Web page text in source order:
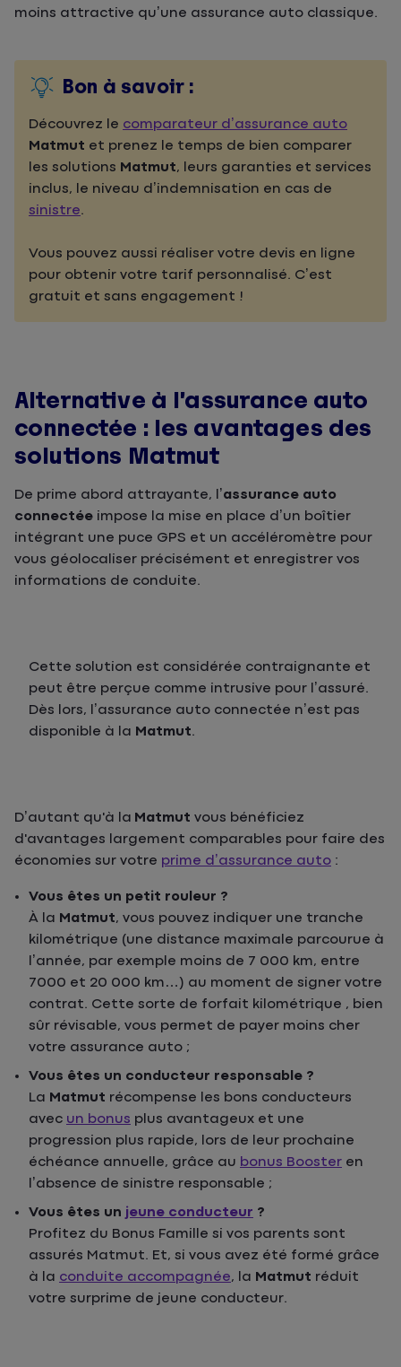
moins attractive qu’une assurance auto classique.
Bon à savoir :
Découvrez le comparateur d’assurance auto
Matmut et prenez le temps de bien comparer
les solutions Matmut, leurs garanties et services
inclus, le niveau d’indemnisation en cas de
sinistre.
Vous pouvez aussi réaliser votre devis en ligne
pour obtenir votre tarif personnalisé. C’est
gratuit et sans engagement !
Alternative à l’assurance auto
connectée : les avantages des
solutions Matmut
De prime abord attrayante, l’assurance auto
connectée impose la mise en place d’un boîtier
intégrant une puce GPS et un accéléromètre pour
vous géolocaliser précisément et enregistrer vos
informations de conduite.
Cette solution est considérée contraignante et
peut être perçue comme intrusive pour l’assuré.
Dès lors, l’assurance auto connectée n’est pas
disponible à la Matmut.
D’autant qu'à la Matmut vous bénéficiez
d'avantages largement comparables pour faire des
économies sur votre prime d’assurance auto :
Vous êtes un petit rouleur ?
À la Matmut, vous pouvez indiquer une tranche
kilométrique (une distance maximale parcourue à
l’année, par exemple moins de 7 000 km, entre
7000 et 20 000 km…) au moment de signer votre
contrat. Cette sorte de forfait kilométrique , bien
sûr révisable, vous permet de payer moins cher
votre assurance auto ;
Vous êtes un conducteur responsable ?
La Matmut récompense les bons conducteurs
avec un bonus plus avantageux et une
progression plus rapide, lors de leur prochaine
échéance annuelle, grâce au bonus Booster en
l’absence de sinistre responsable ;
Vous êtes un jeune conducteur ?
Profitez du Bonus Famille si vos parents sont
assurés Matmut. Et, si vous avez été formé grâce
à la conduite accompagnée, la Matmut réduit
votre surprime de jeune conducteur.